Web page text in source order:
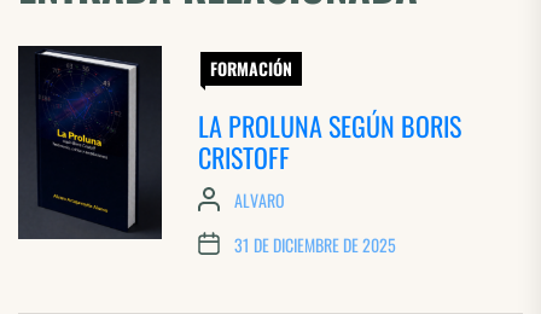
FORMACIÓN
LA PROLUNA SEGÚN BORIS
CRISTOFF
ALVARO
31 DE DICIEMBRE DE 2025